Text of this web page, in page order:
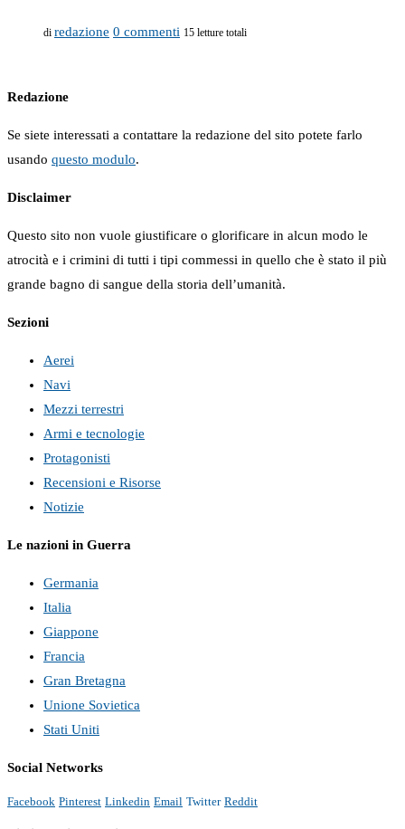
di redazione 0 commenti 15 letture totali
Redazione
Se siete interessati a contattare la redazione del sito potete farlo
usando questo modulo.
Disclaimer
Questo sito non vuole giustificare o glorificare in alcun modo le
atrocità e i crimini di tutti i tipi commessi in quello che è stato il più
grande bagno di sangue della storia dell’umanità.
Sezioni
Aerei
Navi
Mezzi terrestri
Armi e tecnologie
Protagonisti
Recensioni e Risorse
Notizie
Le nazioni in Guerra
Germania
Italia
Giappone
Francia
Gran Bretagna
Unione Sovietica
Stati Uniti
Social Networks
Facebook Pinterest Linkedin Email Twitter Reddit